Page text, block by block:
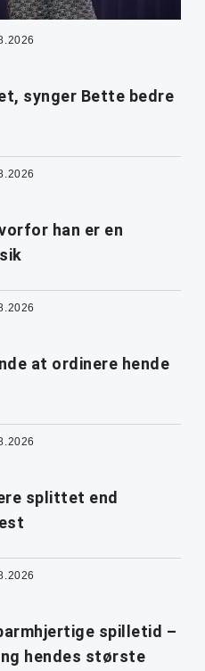
synger Bette bedre
han er en
at ordinere hende
splittet end
spilletid –
hendes største